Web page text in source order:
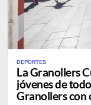
DEPORTES
La Granollers
jóvenes de
Granollers